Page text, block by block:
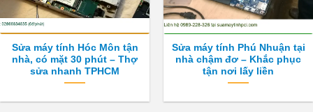
Sửa máy tính Hóc Môn tận
nhà, có mặt 30 phút – Thợ
sửa nhanh TPHCM
Sửa máy tính Phú Nhuận tại
nhà chậm đơ – Khắc phục
tận nơi lấy liền